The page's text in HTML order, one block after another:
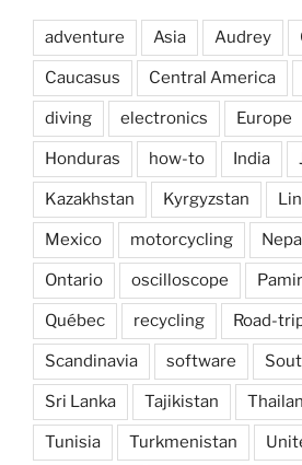
adventure Asia Audrey
Caucasus Central America
diving electronics Europe
Honduras how-to India
Kazakhstan Kyrgyzstan
Mexico motorcycling
Ontario oscilloscope Pamir
Québec recycling Road-
Scandinavia software
Sri Lanka Tajikistan
Tunisia Turkmenistan